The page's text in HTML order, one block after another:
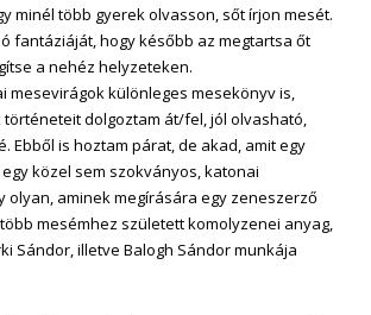
minél több gyerek olvasson, sőt írjon mesét.
fantáziáját, hogy később az megtartsa őt
a nehéz helyzeteken.
mesevirágok különleges mesekönyv is,
történeteit dolgoztam át/fel, jól olvasható,
Ebből is hoztam párat, de akad, amit egy
közel sem szokványos, katonai
olyan, aminek megírására egy zeneszerző
mesémhez született komolyzenei anyag,
Sándor, illetve Balogh Sándor munkája